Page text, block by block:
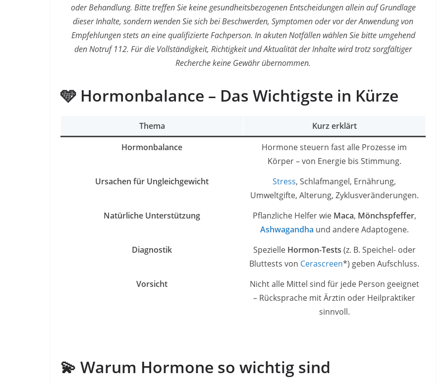
oder Behandlung. Bitte treffen Sie keine gesundheitsbezogenen Entscheidungen allein auf Grundlage
dieser Inhalte, sondern wenden Sie sich bei Beschwerden, Symptomen oder vor der Anwendung von
Empfehlungen stets an eine qualifizierte Fachperson. In akuten Notfällen wählen Sie bitte umgehend
den Notruf 112. Für die Vollständigkeit, Richtigkeit und Aktualität der Inhalte wird trotz sorgfältiger
Recherche keine Gewähr übernommen.
🩵 Hormonbalance – Das Wichtigste in Kürze
Thema
Kurz erklärt
Hormonbalance
Hormone steuern fast alle Prozesse im
Körper – von Energie bis Stimmung.
Ursachen für Ungleichgewicht
Stress, Schlafmangel, Ernährung,
Umweltgifte, Alterung, Zyklusveränderungen.
Natürliche Unterstützung
Pflanzliche Helfer wie Maca, Mönchspfeffer,
Ashwagandha und andere Adaptogene.
Diagnostik
Spezielle Hormon-Tests (z. B. Speichel- oder
Bluttests von Cerascreen*) geben Aufschluss.
Vorsicht
Nicht alle Mittel sind für jede Person geeignet
– Rücksprache mit Ärztin oder Heilpraktiker
sinnvoll.
💫 Warum Hormone so wichtig sind